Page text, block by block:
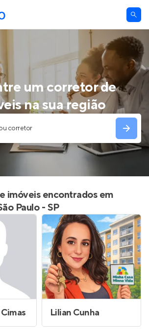
um corretor de
na sua região
corretor
imóveis encontrados em
Paulo - SP
Lilian Cunha